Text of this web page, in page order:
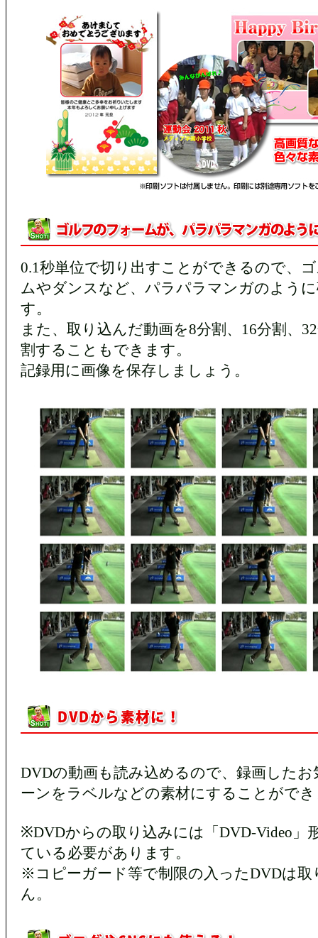
0.1秒単位で切り出すことができるので、
ムやダンスなど、パラパラマンガのよう
す。
また、取り込んだ動画を8分割、16分割、
割することもできます。
記録用に画像を保存しましょう。
DVDの動画も読み込めるので、録画した
ーンをラベルなどの素材にすることがで
※DVDからの取り込みには「DVD-Video」
ている必要があります。
※コピーガード等で制限の入ったDVDは取
ん。